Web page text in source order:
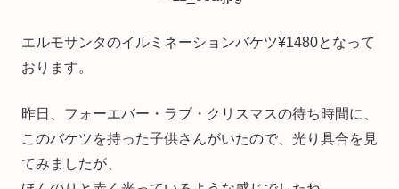
エルモサンタのイルミネーションバケツ¥1480となって
おります。
昨日、フォーエバー・ラブ・クリスマスの待ち時間に、
このバケツを持った子供さんがいたので、光り具合を見
てみましたが、